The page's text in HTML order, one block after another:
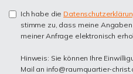
Ich habe die
stimme zu, dass meine
meiner Anfrage elektronisch
Hinweis: Sie können Ihre
Mail an info@raumquartier-